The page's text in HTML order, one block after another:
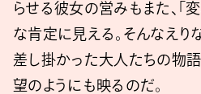
らせる彼女の営みもまた、「
な肯定に見える。そんなえり
差し掛かった大人たちの物語
望のようにも映るのだ。